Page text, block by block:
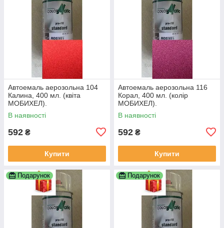
Автоемаль аерозольна 104
Калина, 400 мл. (квіта
МОБИХЕЛ).
В наявності
592 ₴
Купити
Автоемаль аерозольна 116
Корал, 400 мл. (колір
МОБИХЕЛ).
В наявності
592 ₴
Купити
Подарунок Подарунок